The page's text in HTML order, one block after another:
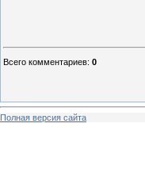
Всего комментариев: 0
Полная версия сайта